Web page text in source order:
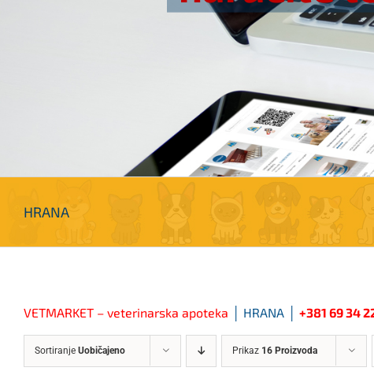
HRANA
VETMARKET – veterinarska apoteka │ HRANA +381 69 34
Sortiranje Uobičajeno Prikaz 16 Proizvoda